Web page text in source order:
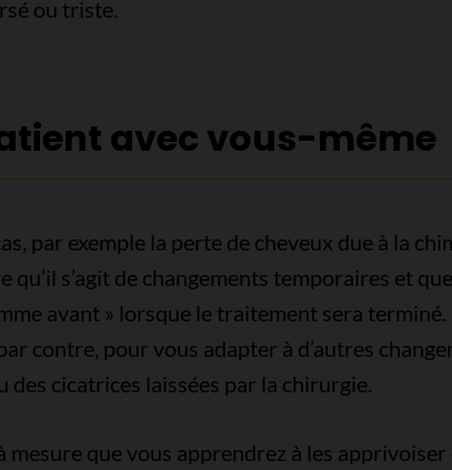
ou triste.
avec vous-même
par exemple la perte de cheveux due à la
qu’il s’agit de changements temporaires et
avant » lorsque le traitement sera
contre, pour vous adapter à d’autres
des cicatrices laissées par la chirurgie.
mesure que vous apprendrez à les apprivoiser